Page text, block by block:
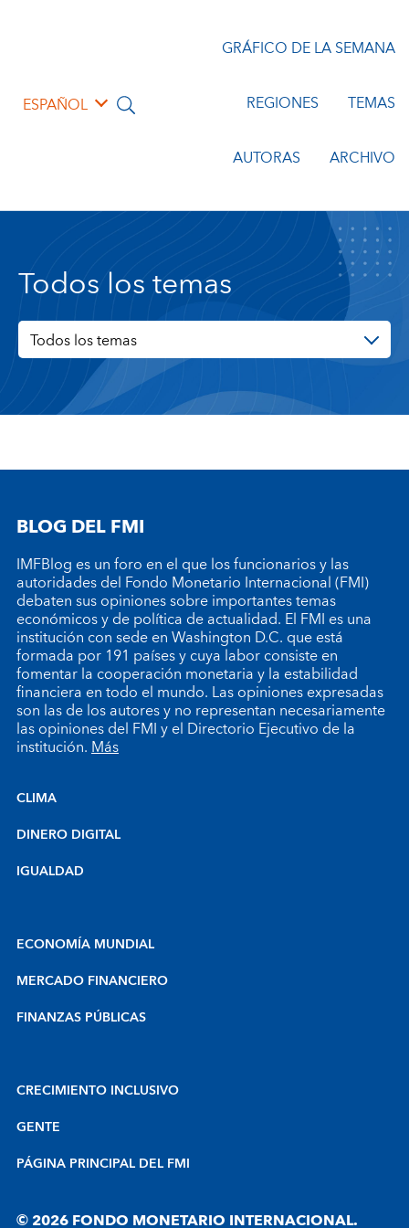
ESPAÑOL
GRÁFICO DE LA SEMANA
REGIONES TEMAS
AUTORAS ARCHIVO
Todos los temas
Todos los temas
BLOG DEL FMI
IMFBlog es un foro en el que los funcionarios y las
autoridades del Fondo Monetario Internacional (FMI)
debaten sus opiniones sobre importantes temas
económicos y de política de actualidad. El FMI es una
institución con sede en Washington D.C. que está
formada por 191 países y cuya labor consiste en
fomentar la cooperación monetaria y la estabilidad
financiera en todo el mundo. Las opiniones expresadas
son las de los autores y no representan necesariamente
las opiniones del FMI y el Directorio Ejecutivo de la
institución.Más
CLIMA
DINERO DIGITAL
IGUALDAD
ECONOMÍA MUNDIAL
MERCADO FINANCIERO
FINANZAS PÚBLICAS
CRECIMIENTO INCLUSIVO
GENTE
PÁGINA PRINCIPAL DEL FMI
© 2026 FONDO MONETARIO INTERNACIONAL.